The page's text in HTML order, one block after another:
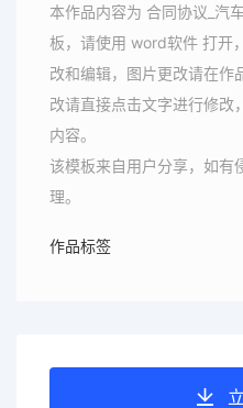
本作品内容为 合同协议_汽
板，请使用 word软件 打开
改和编辑，图片更改请在作
改请直接点击文字进行修改
内容。
该模板来自用户分享，如有
理。
作品标签